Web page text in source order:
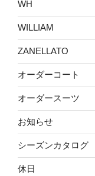
WH
WILLIAM
ZANELLATO
オーダーコート
オーダースーツ
お知らせ
シーズンカタログ
休日